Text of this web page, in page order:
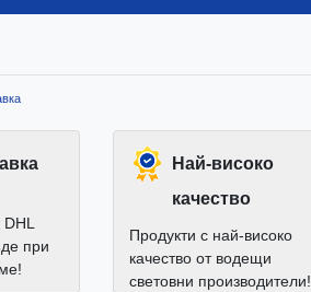
при
Най-високо
качество
Продукти с най-високо
качество от водещи
световни производители!